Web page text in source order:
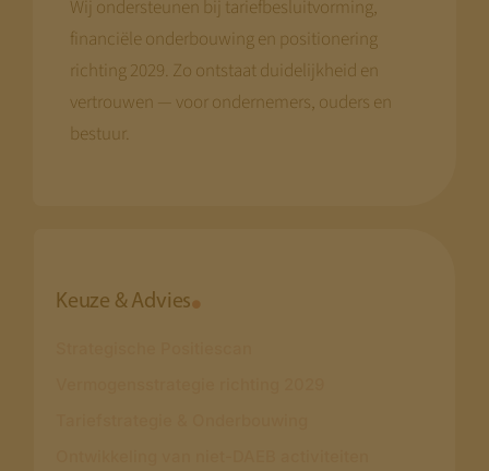
Wij ondersteunen bij tariefbesluitvorming,
financiële onderbouwing en positionering
richting 2029. Zo ontstaat duidelijkheid en
vertrouwen — voor ondernemers, ouders en
bestuur.
Keuze & Advies